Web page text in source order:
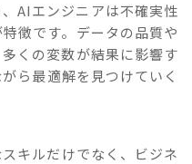
AIエンジニアは不確実性
徴です。データの品質や
くの変数が結果に影響す
ら最適解を見つけていく
キルだけでなく、ビジネ